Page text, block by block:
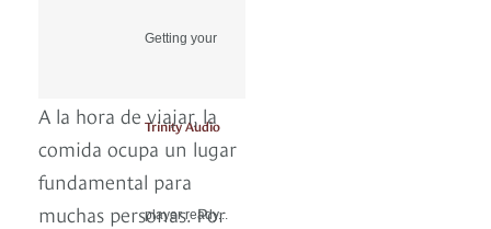
Getting your
Trinity Audio
player ready...
A la hora de viajar, la
comida ocupa un lugar
fundamental para
muchas personas. Por